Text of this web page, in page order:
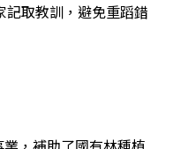
記取教訓，避免重蹈錯